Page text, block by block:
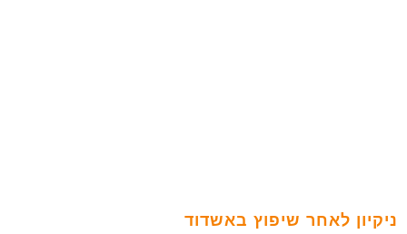
ניקיון לאחר שיפוץ באשדוד